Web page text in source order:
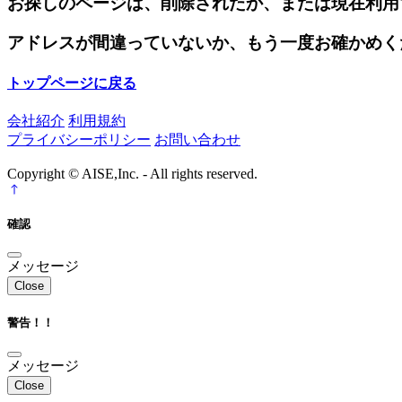
アドレスが間違っていないか、もう一度お確かめ
トップページに戻る
会社紹介 利用規約
プライバシーポリシー お問い合わせ
Copyright © AISE,Inc. - All rights reserved.
確認
メッセージ
Close
警告！！
メッセージ
Close